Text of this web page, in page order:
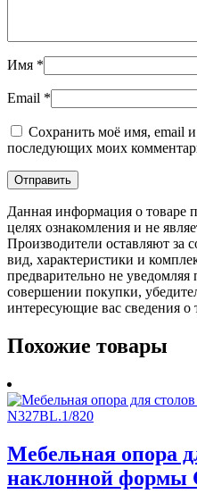
Имя *
Email *
Сохранить моё имя, email и
последующих моих
Данная информация о товаре
целях ознакомления и не
Производители оставляют за
вид, характеристики и
предварительно не
совершении покупки,
интересующие вас сведения о
Похожие товары
Мебельная опора
наклонной формы